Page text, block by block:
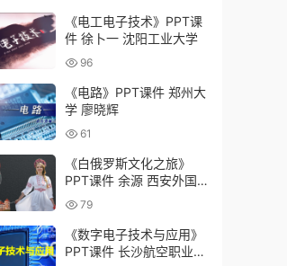
《电工电子技术》PPT课
件 徐卜一 沈阳工业大学
96
《电路》PPT课件 郑州大
学 廖晓辉
61
《白俄罗斯文化之旅》
PPT课件 余源 西安外国
语大学
79
《数字电子技术与应用》
PPT课件 长沙航空职业技